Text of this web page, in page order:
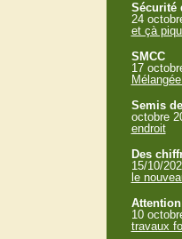
Sécurité
24
et çà
SMCC
17
Semis
octobre
endroit
Des
15/10/
le
10
travaux